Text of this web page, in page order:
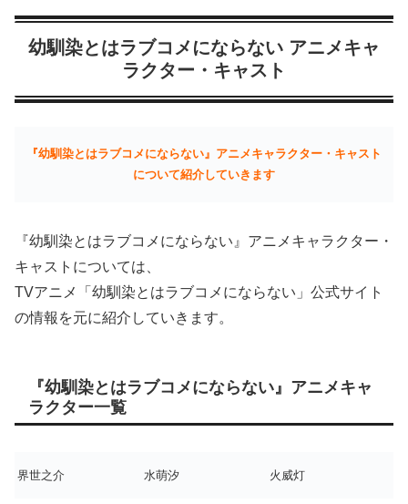
幼馴染とはラブコメにならない アニメキャ
ラクター・キャスト
『幼馴染とはラブコメにならない』アニメキャラクター・キャスト
について紹介していきます
『幼馴染とはラブコメにならない』アニメキャラクター・
キャストについては、
TVアニメ「幼馴染とはラブコメにならない」公式サイト
の情報を元に紹介していきます。
『幼馴染とはラブコメにならない』アニメキャ
ラクター一覧
界世之介 水萌汐 火威灯